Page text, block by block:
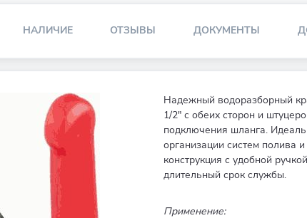
НАЛИЧИЕ ОТЗЫВЫ ДОКУМЕНТЫ
Надежный водоразборный
1/2" с обеих сторон и
подключения шланга.
организации систем полива
конструкция с удобной
длительный срок службы.
Применение: